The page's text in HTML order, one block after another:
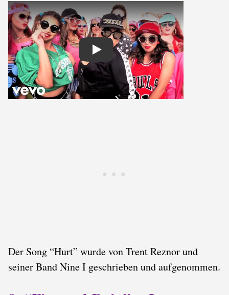
Play
Der Song “Hurt” wurde von Trent Reznor und
seiner Band Nine I geschrieben und aufgenommen.